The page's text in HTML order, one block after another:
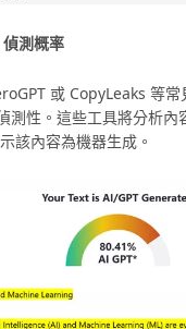
測概率
或 CopyLeaks 等
測性。這些工具將分析內
該內容為機器生成。